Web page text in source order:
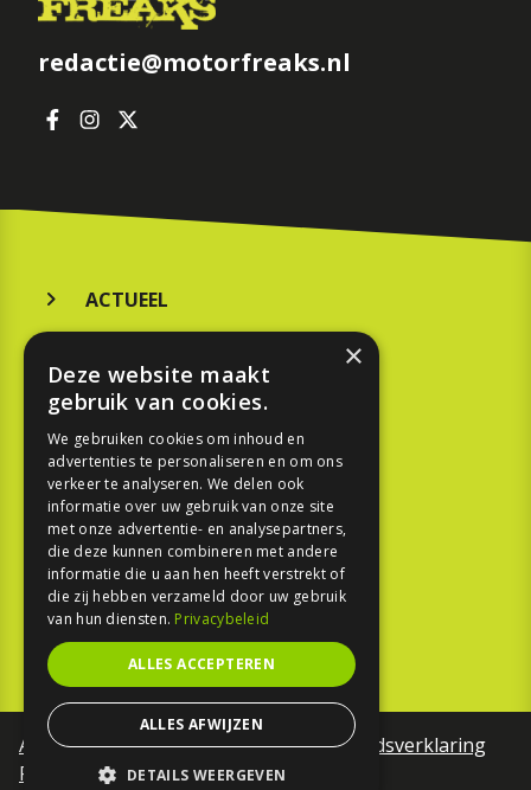
redactie@motorfreaks.nl
ACTUEEL
KOOPGIDS
TESTEN
SPORT
REPORTAGE
TOUREN
NIEUWSBRIEF
Algemene voorwaardenToegankelijkheidsverklaring
Privacy Policy
×
Deze website maakt
gebruik van cookies.
We gebruiken cookies om inhoud en
advertenties te personaliseren en om ons
verkeer te analyseren. We delen ook
informatie over uw gebruik van onze site
met onze advertentie- en analysepartners,
die deze kunnen combineren met andere
informatie die u aan hen heeft verstrekt of
die zij hebben verzameld door uw gebruik
van hun diensten. Privacybeleid
ALLES ACCEPTEREN
ALLES AFWIJZEN
DETAILS WEERGEVEN